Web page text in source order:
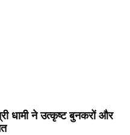
धामी ने उत्कृष्ट बुनकरों और